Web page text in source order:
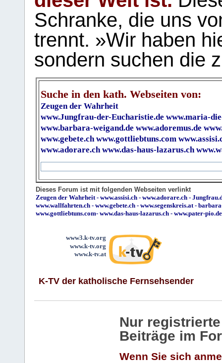
Schranke, die uns
trennt. »Wir haben
sondern suchen die
Suche in den kath. Webseiten von:
Zeugen der Wahrheit
www.Jungfrau-der-Eucharistie.de www.maria-
www.barbara-weigand.de www.adoremus.de
www.gebete.ch www.gottliebtuns.com
www.adorare.ch www.das-haus-lazarus.ch
Dieses Forum ist mit folgenden Webseiten verlinkt
Zeugen der Wahrheit - www.assisi.ch - www.adorare.ch -
www.wallfahrten.ch - www.gebete.ch - www.segenskreis.at -
www.gottliebtuns.com- www.das-haus-lazarus.ch - www.pater-pio.de
www3.k-tv.org
www.k-tv.org
www.k-tv.at
K-TV der katholische Fernsehsender
Nur
Beiträge im
Wenn Sie sich